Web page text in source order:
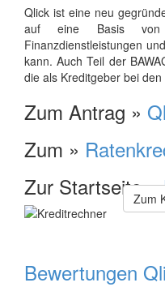
Qlick ist eine neu
auf eine Basis
Finanzdienstleistungen
kann. Auch Teil der
die als Kreditgeber bei
Zum Antrag »
Zum »
Zur Startseite »
Zum
Bewertungen